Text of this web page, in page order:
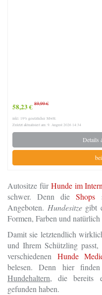
58,23 € 89,99 €
inkl. 19% gesetzlicher MwSt.
Zuletzt aktualisiert am: 9. August 2026 14:34
Details
bei
Autositze fürHunde im
schwer. Denn dieShops
Angeboten. Hundesitzegibt
Formen, Farben und natürlich
Damit sie letztendlich
und Ihrem Schützling
verschiedenen Hunde
belesen. Denn hier
Hundehaltern, die bereits
gefunden haben.